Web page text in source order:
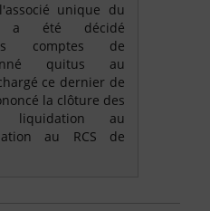
unique du
a été décidé
comptes de
quitus au
ce dernier de
la clôture des
liquidation au
au RCS de